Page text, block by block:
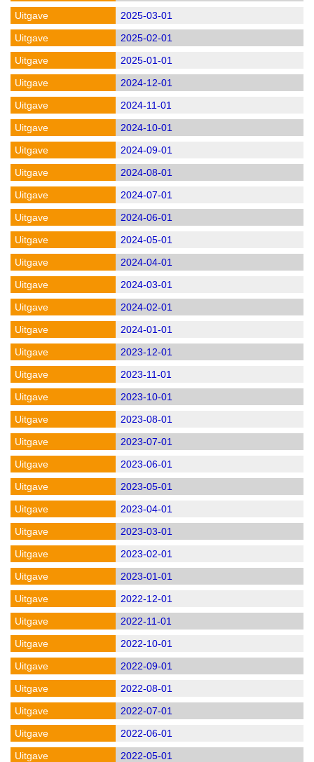
2025-03-01
2025-02-01
2025-01-01
2024-12-01
2024-11-01
2024-10-01
2024-09-01
2024-08-01
2024-07-01
2024-06-01
2024-05-01
2024-04-01
2024-03-01
2024-02-01
2024-01-01
2023-12-01
2023-11-01
2023-10-01
2023-08-01
2023-07-01
2023-06-01
2023-05-01
2023-04-01
2023-03-01
2023-02-01
2023-01-01
2022-12-01
2022-11-01
2022-10-01
2022-09-01
2022-08-01
2022-07-01
2022-06-01
2022-05-01